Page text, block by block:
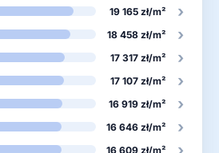
19 165 zł/m² ›
18 458 zł/m² ›
17 317 zł/m² ›
17 107 zł/m² ›
16 919 zł/m² ›
16 646 zł/m² ›
16 609 zł/m²